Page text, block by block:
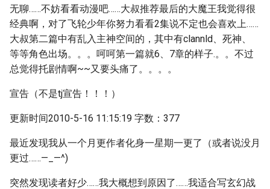
无聊……不妨看看动漫吧……大叔推荐最后的大魔王我觉得很
经典啊，对了飞轮少年你努力看看2集说不定也会喜欢上……
大叔第二篇中有乱入主神空间的，其中有clannld、死神、
等等角色出场。。。呵呵第一篇就6、7章的样子.。。不过
总觉得托剧情啊~~又要头痛了。。。。
宣告（不是tj宣告！！！）
更新时间2010-5-16 11:15:19 字数：377
最近发现我从一个月更作者化身一星期一更了（或者说没月
更过……—_—^)
突然发现读者好少……我大概想到原因了……我适合写玄幻战